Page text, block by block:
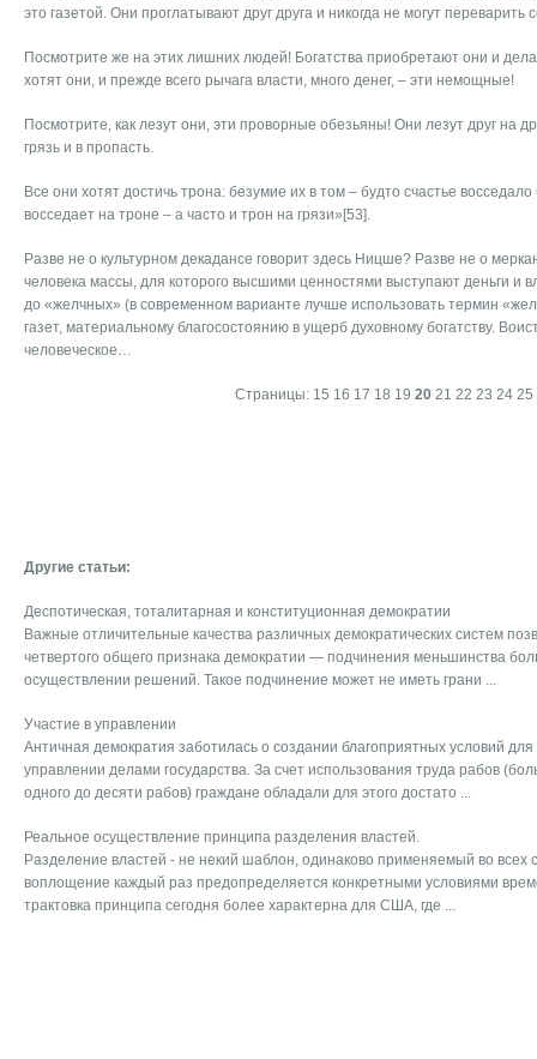
это газетой. Они проглатывают друг друга и никогда не могут переварить
Посмотрите же на этих лишних людей! Богатства приобретают они и
хотят они, и прежде всего рычага власти, много денег, – эти немощные!
Посмотрите, как лезут они, эти проворные обезьяны! Они лезут друг на
грязь и в пропасть.
Все они хотят достичь трона: безумие их в том – будто счастье
восседает на троне – а часто и трон на грязи»[53].
Разве не о культурном декадансе говорит здесь Ницше? Разве не о
человека массы, для которого высшими ценностями выступают деньги и
до «желчных» (в современном варианте лучше использовать термин
газет, материальному благосостоянию в ущерб духовному богатству.
человеческое…
Страницы: 15 16 17 18 19 20 21 22 23 24 25
Другие статьи:
Деспотическая, тоталитарная и конституционная демократии
Важные отличительные качества различных демократических систем
четвертого общего признака демократии — подчинения меньшинства
осуществлении решений. Такое подчинение может не иметь грани ...
Участие в управлении
Античная демократия заботилась о создании благоприятных условий для
управлении делами государства. За счет использования труда рабов
одного до десяти рабов) граждане обладали для этого достато ...
Реальное осуществление принципа разделения властей.
Разделение властей - не некий шаблон, одинаково применяемый во всех
воплощение каждый раз предопределяется конкретными условиями
трактовка принципа сегодня более характерна для США, где ...